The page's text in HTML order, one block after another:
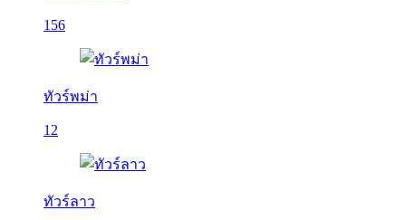
156
ทัวร์พม่า
12
ทัวร์ลาว